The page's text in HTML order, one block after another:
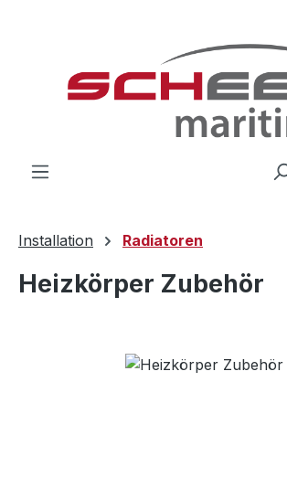
Installation Radiatoren
Heizkörper Zubehör
Bildergalerie überspringen